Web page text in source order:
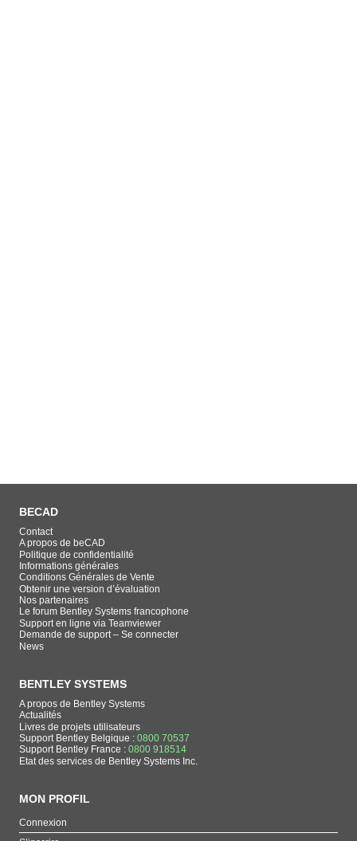
BECAD
Contact
A propos de beCAD
Politique de confidentialité
Informations générales
Conditions Générales de Vente
Obtenir une version d’évaluation
Nos partenaires
Le forum Bentley Systems francophone
Support en ligne via Teamviewer
Demande de support – Se connecter
News
BENTLEY SYSTEMS
A propos de Bentley Systems
Actualités
Livres de projets utilisateurs
Support Bentley Belgique : 0800 70537
Support Bentley France : 0800 918514
Etat des services de Bentley Systems Inc.
MON PROFIL
Connexion